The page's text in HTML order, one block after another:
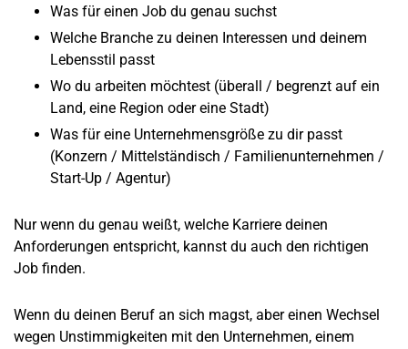
Was für einen Job du genau suchst
Welche Branche zu deinen Interessen und deinem
Lebensstil passt
Wo du arbeiten möchtest (überall / begrenzt auf ein
Land, eine Region oder eine Stadt)
Was für eine Unternehmensgröße zu dir passt
(Konzern / Mittelständisch / Familienunternehmen /
Start-Up / Agentur)
Nur wenn du genau weißt, welche Karriere deinen
Anforderungen entspricht, kannst du auch den richtigen
Job finden.
Wenn du deinen Beruf an sich magst, aber einen Wechsel
wegen Unstimmigkeiten mit den Unternehmen, einem